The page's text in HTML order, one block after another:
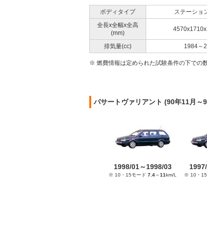
ボディタイプ ステーショ
全長x全幅x全高
(mm)
排気量(cc) 1984～
※ 燃費情報は定められた試験条件の下での
パサートヴァリアント (90年11月～
1998/01～1998/03
※ 10・15モード 7.4～11km/L ※ 10・15